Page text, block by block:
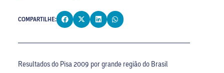
COMPARTILHE:
Resultados do Pisa 2009 por grande região do Brasil